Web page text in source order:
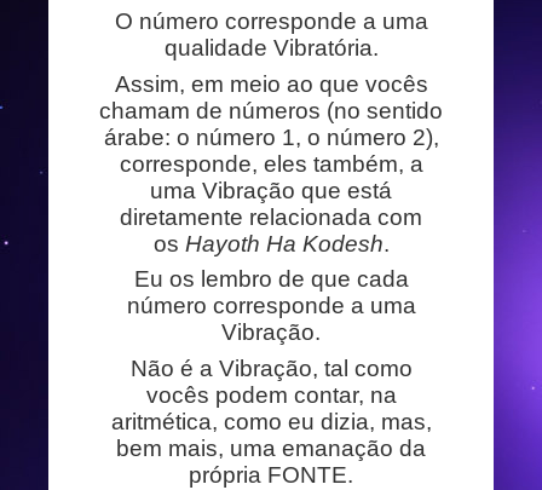
O número corresponde a uma
qualidade Vibratória.
Assim, em meio ao que vocês
chamam de números (no sentido
árabe: o número 1, o número 2),
corresponde, eles também, a
uma Vibração que está
diretamente relacionada com
os Hayoth Ha Kodesh.
Eu os lembro de que cada
número corresponde a uma
Vibração.
Não é a Vibração, tal como
vocês podem contar, na
aritmética, como eu dizia, mas,
bem mais, uma emanação da
própria FONTE.